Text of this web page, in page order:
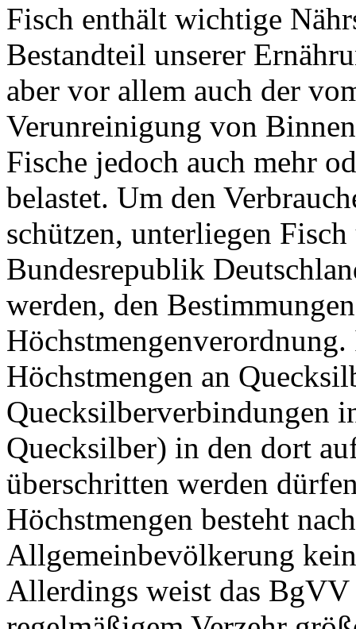
Fisch enthält wichtige
Bestandteil unserer
aber vor allem auch der
Verunreinigung von
Fische jedoch auch mehr
belastet. Um den
schützen, unterliegen
Bundesrepublik
werden, den
Höchstmengen an
Quecksilberverbindungen
Quecksilber) in den dort
überschritten werden
Höchstmengen besteht
Allgemeinbevölkerung
Allerdings weist das BgVV